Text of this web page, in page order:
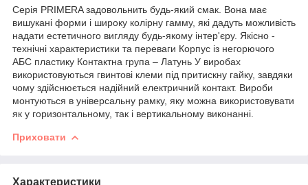
Серія PRIMERA задовольнить будь-який смак. Вона має
вишукані форми і широку колірну гамму, які дадуть можливість
надати естетичного вигляду будь-якому інтер'єру. Якісно -
технічні характеристики та переваги Корпус із негорючого
АБС пластику Контактна група – Латунь У виробах
використовуються гвинтові клеми під притискну гайку, завдяки
чому здійснюється надійний електричний контакт. Вироби
монтуються в універсальну рамку, яку можна використовувати
як у горизонтальному, так і вертикальному виконанні.
Приховати
Характеристики